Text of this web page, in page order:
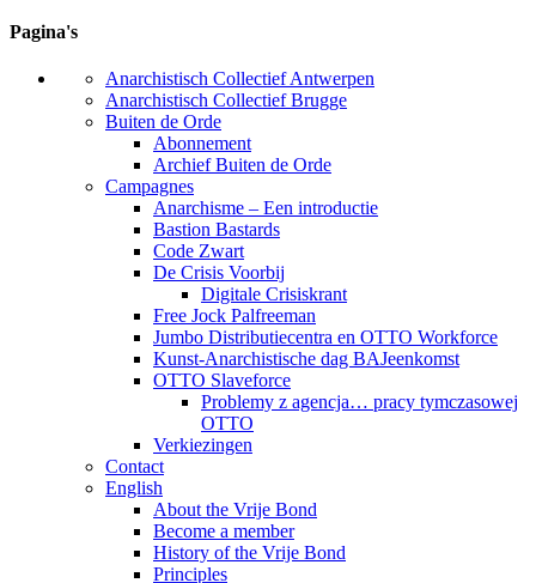
Pagina's
Anarchistisch Collectief Antwerpen
Anarchistisch Collectief Brugge
Buiten de Orde
Abonnement
Archief Buiten de Orde
Campagnes
Anarchisme – Een introductie
Bastion Bastards
Code Zwart
De Crisis Voorbij
Digitale Crisiskrant
Free Jock Palfreeman
Jumbo Distributiecentra en OTTO Workforce
Kunst-Anarchistische dag BAJeenkomst
OTTO Slaveforce
Problemy z agencja… pracy tymczasowej
OTTO
Verkiezingen
Contact
English
About the Vrije Bond
Become a member
History of the Vrije Bond
Principles